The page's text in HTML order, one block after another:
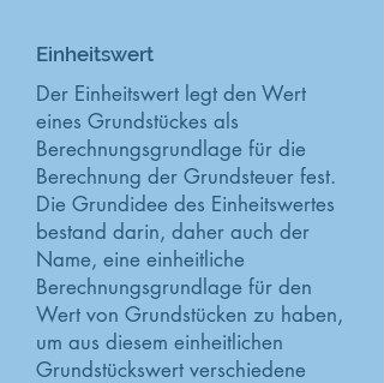
Einheitswert
Der Einheitswert legt den Wert
eines Grundstückes als
Berechnungsgrundlage für die
Berechnung der Grundsteuer fest.
Die Grundidee des Einheitswertes
bestand darin, daher auch der
Name, eine einheitliche
Berechnungsgrundlage für den
Wert von Grundstücken zu haben,
um aus diesem einheitlichen
Grundstückswert verschiedene